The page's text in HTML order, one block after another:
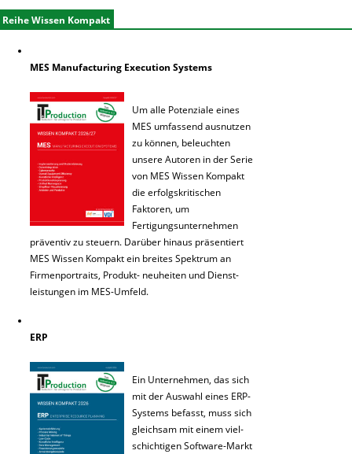
Reihe Wissen Kompakt
MES Manufacturing Execution Systems
Um alle Potenziale eines
MES umfassend ausnutzen
zu können, beleuchten
unsere Autoren in der Serie
von MES Wissen Kompakt
die erfolgskritischen
Faktoren, um
Fertigungsunternehmen
präventiv zu steuern. Darüber hinaus präsentiert
MES Wissen Kompakt ein breites Spektrum an
Firmenportraits, Produkt- neuheiten und Dienst-
leistungen im MES-Umfeld.
ERP
Ein Unternehmen, das sich
mit der Auswahl eines ERP-
Systems befasst, muss sich
gleichsam mit einem viel-
schichtigen Software-Markt